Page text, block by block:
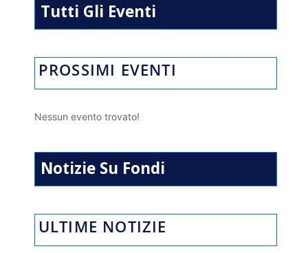
Tutti Gli Eventi
PROSSIMI EVENTI
Nessun evento trovato!
Notizie Su Fondi
ULTIME NOTIZIE